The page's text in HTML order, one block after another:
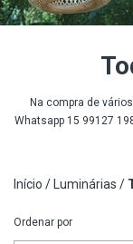
Na compra de
Whatsapp 15 99127
Início / Luminárias /
Ordenar por